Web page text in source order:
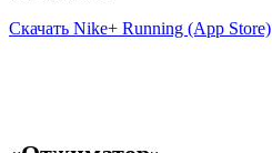
Скачать Nike+ Running (App Store)